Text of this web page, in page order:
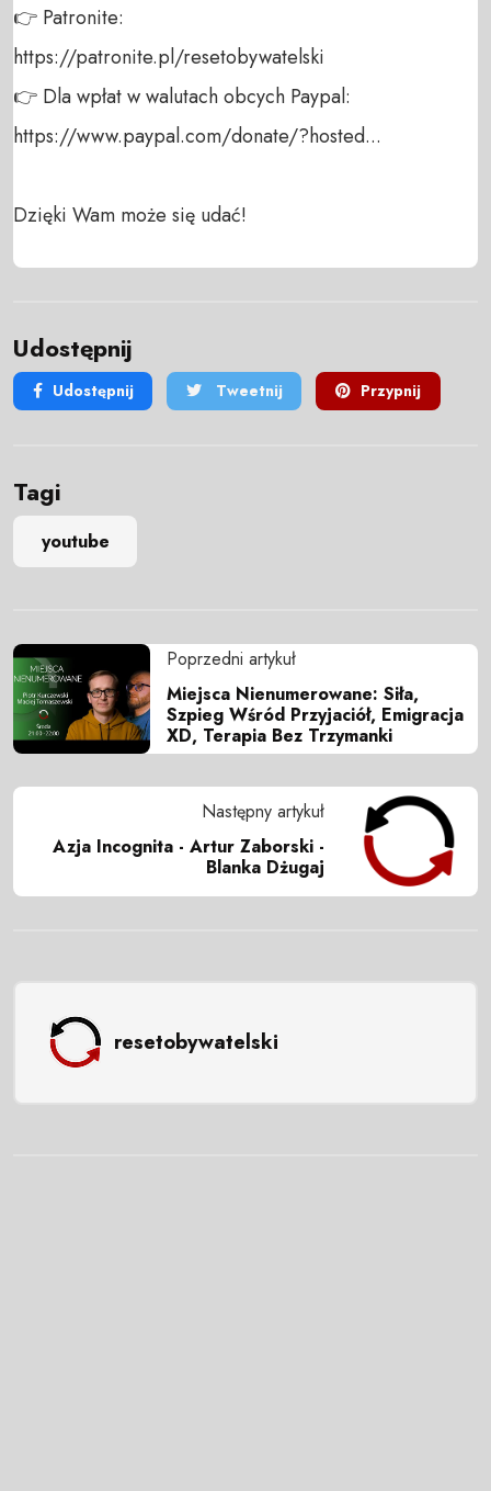
👉 Patronite:
https://patronite.pl/resetobywatelski
👉 Dla wpłat w walutach obcych Paypal:
https://www.paypal.com/donate/?hosted...
Dzięki Wam może się udać!
Udostępnij
Udostępnij Tweetnij Przypnij
Tagi
youtube
Poprzedni artykuł
Miejsca Nienumerowane: Siła,
Szpieg Wśród Przyjaciół, Emigracja
XD, Terapia Bez Trzymanki
Następny artykuł
Azja Incognita - Artur Zaborski -
Blanka Dżugaj
resetobywatelski